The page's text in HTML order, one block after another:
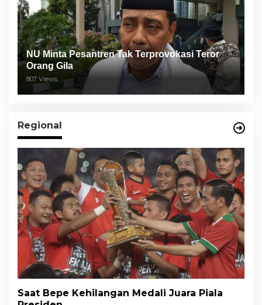
NU Minta Pesantren Tak Terprovokasi Teror
Orang Gila
807 Views
Regional
Saat Bepe Kehilangan Medali Juara Piala